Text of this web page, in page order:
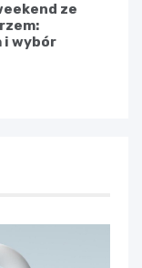
ze
i wybór